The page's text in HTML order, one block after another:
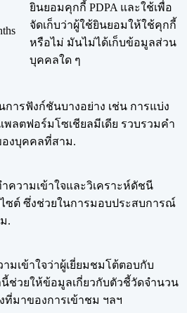
ยินยอมคุกกี้ PDPA และใช้เพื่อ
จัดเก็บว่าผู้ใช้ยินยอมให้ใช้คุกกี้
หรือไม่ มันไม่ได้เก็บข้อมูลส่วน
บุคคลใด ๆ
ารฟังก์ชันบางอย่าง เช่น การแบ่ง
ลตฟอร์มโซเชียลมีเดีย รวบรวมคำ
งบุคคลที่สาม.
ความเข้าใจและวิเคราะห์ดัชนี
ซต์ ซึ่งช่วยในการมอบประสบการณ์
.
มเข้าใจว่าผู้เยี่ยมชมโต้ตอบกับ
นี้ช่วยให้ข้อมูลเกี่ยวกับตัวชี้วัดจำนวน
ที่มาของการเข้าชม ฯลฯ